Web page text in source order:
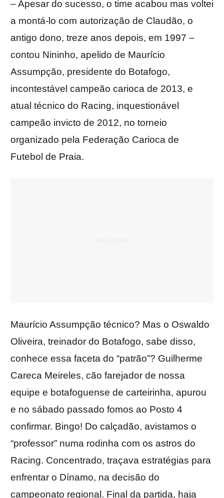
– Apesar do sucesso, o time acabou mas voltei
a montá-lo com autorização de Claudão, o
antigo dono, treze anos depois, em 1997 –
contou Nininho, apelido de Maurício
Assumpção, presidente do Botafogo,
incontestável campeão carioca de 2013, e
atual técnico do Racing, inquestionável
campeão invicto de 2012, no torneio
organizado pela Federação Carioca de
Futebol de Praia.
Maurício Assumpção técnico? Mas o Oswaldo
Oliveira, treinador do Botafogo, sabe disso,
conhece essa faceta do “patrão”? Guilherme
Careca Meireles, cão farejador de nossa
equipe e botafoguense de carteirinha, apurou
e no sábado passado fomos ao Posto 4
confirmar. Bingo! Do calçadão, avistamos o
“professor” numa rodinha com os astros do
Racing. Concentrado, traçava estratégias para
enfrentar o Dínamo, na decisão do
campeonato regional. Final da partida, haja